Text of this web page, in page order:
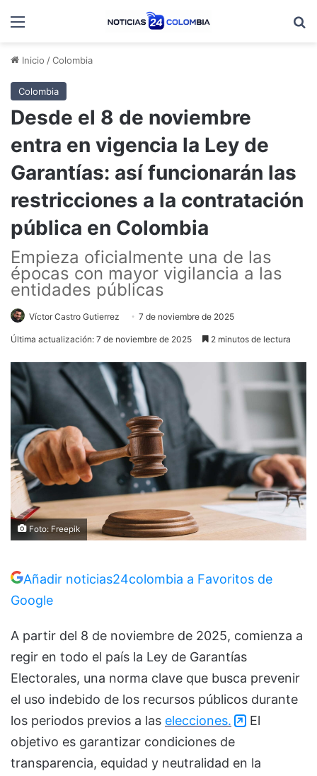
Menú
Inicio /Colombia
Colombia
Desde el 8 de noviembre
entra en vigencia la Ley de
Garantías: así funcionarán las
restricciones a la contratación
pública en Colombia
Empieza oficialmente una de las
épocas con mayor vigilancia a las
entidades públicas
Víctor Castro Gutierrez 7 de noviembre de 2025
Última actualización: 7 de noviembre de 2025 2 minutos de lectura
Foto: Freepik
Añadir noticias24colombia a Favoritos de
Google
A partir del 8 de noviembre de 2025, comienza a
regir en todo el país la Ley de Garantías
Electorales, una norma clave que busca prevenir
el uso indebido de los recursos públicos durante
los periodos previos a las elecciones.
El
objetivo es garantizar condiciones de
transparencia, equidad y neutralidad en la